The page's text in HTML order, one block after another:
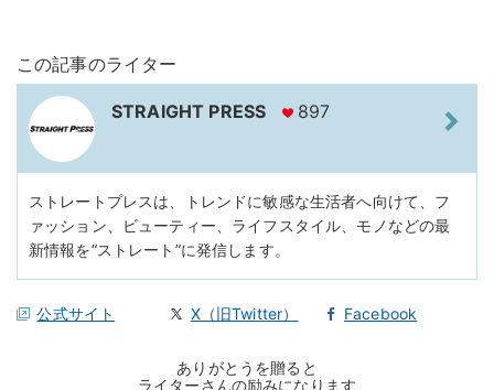
この記事のライター
STRAIGHT PRESS 897
ストレートプレスは、トレンドに敏感な生活者へ向けて、フ
ァッション、ビューティー、ライフスタイル、モノなどの最
新情報を“ストレート”に発信します。
公式サイト X（旧Twitter） Facebook
ありがとうを贈ると
ライターさんの励みになります